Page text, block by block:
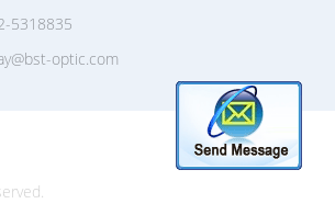
5318835
optic.com